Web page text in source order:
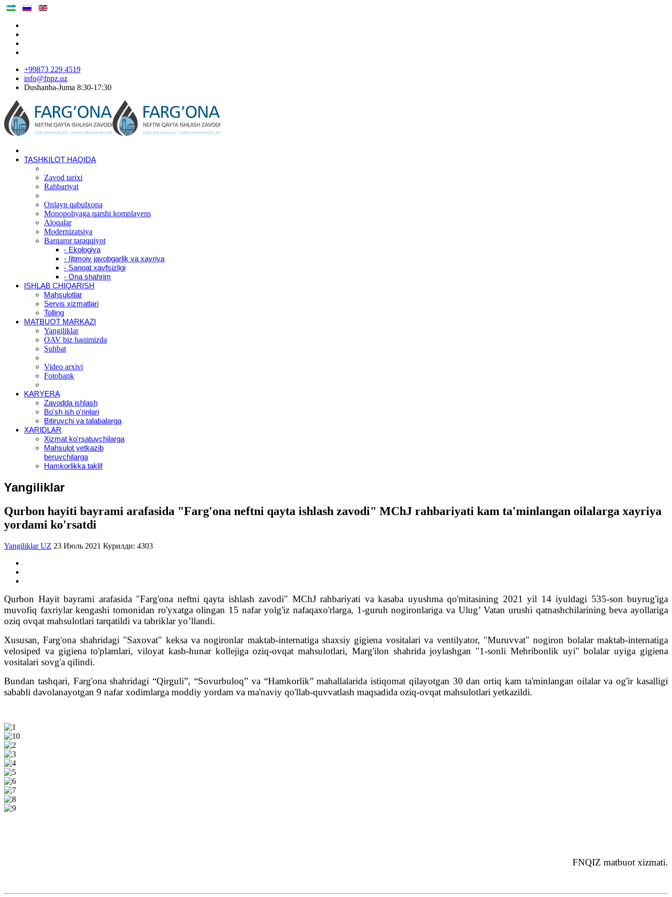
+99873 229 4519
info@fnpz.uz
Dushanba-Juma 8:30-17:30
TASHKILOT HAQIDA
Zavod tarixi
Rahbariyat
Onlayn qabulxona
Monopoliyaga qarshi komplayens
Aloqalar
Modernizatsiya
Barqaror taraqqiyot
- Ekologiya
- Ijtimoiy javobgarlik va xayriya
- Sanoat xavfsizligi
- Ona shahrim
ISHLAB CHIQARISH
Mahsulotlar
Servis xizmatlari
Tolling
MATBUOT MARKAZI
Yangiliklar
OAV biz haqimizda
Suhbat
Video arxivi
Fotobank
KARYERA
Zavodda ishlash
Bo'sh ish o'rinlari
Bitiruvchi va talabalarga
XARIDLAR
Xizmat ko'rsatuvchilarga
Mahsulot yetkazib
beruvchilarga
Hamkorlikka taklif
Yangiliklar
Qurbon hayiti bayrami arafasida "Farg'ona neftni qayta ishlash zavodi" MChJ rahbariyati kam ta'minlangan oilalarga xayriya
yordami ko'rsatdi
Yangiliklar UZ 23 Июль 2021 Курилди: 4303
Qurbon Hayit bayrami arafasida "Farg'ona neftni qayta ishlash zavodi" MChJ rahbariyati va kasaba uyushma qo'mitasining 2021 yil 14 iyuldagi 535-son buyrug'iga
muvofiq faxriylar kengashi tomonidan ro'yxatga olingan 15 nafar yolg'iz nafaqaxo'rlarga, 1-guruh nogironlariga va Ulug’ Vatan urushi qatnashchilarining beva ayollariga
oziq ovqat mahsulotlari tarqatildi va tabriklar yo’llandi.
Xususan, Farg'ona shahridagi "Saxovat" keksa va nogironlar maktab-internatiga shaxsiy gigiena vositalari va ventilyator, "Muruvvat" nogiron bolalar maktab-internatiga
velosiped va gigiena to'plamlari, viloyat kasb-hunar kollejiga oziq-ovqat mahsulotlari, Marg'ilon shahrida joylashgan "1-sonli Mehribonlik uyi" bolalar uyiga gigiena
vositalari sovg'a qilindi.
Bundan tashqari, Farg'ona shahridagi “Qirguli”, “Sovurbuloq” va “Hamkorlik” mahallalarida istiqomat qilayotgan 30 dan ortiq kam ta'minlangan oilalar va og'ir kasalligi
sababli davolanayotgan 9 nafar xodimlarga moddiy yordam va ma'naviy qo'llab-quvvatlash maqsadida oziq-ovqat mahsulotlari yetkazildi.
FNQIZ matbuot хizmati.